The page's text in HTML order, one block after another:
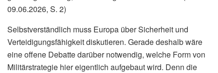
09.06.2026, S. 2)
Selbstverständlich muss Europa über Sicherheit und
Verteidigungsfähigkeit diskutieren. Gerade deshalb wäre
eine offene Debatte darüber notwendig, welche Form von
Militärstrategie hier eigentlich aufgebaut wird. Denn die